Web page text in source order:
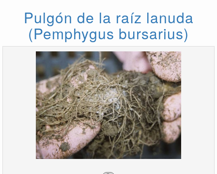
Pulgón de la raíz lanuda
(Pemphygus bursarius)